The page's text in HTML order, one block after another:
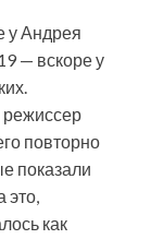
у Андрея
— вскоре у
режиссер
повторно
показали
это,
как